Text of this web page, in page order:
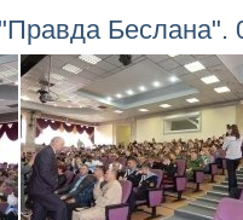
Беслана".